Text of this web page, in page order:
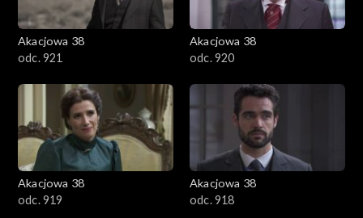
Akacjowa 38
odc. 921
Akacjowa 38
odc. 920
Akacjowa 38
odc. 919
Akacjowa 38
odc. 918